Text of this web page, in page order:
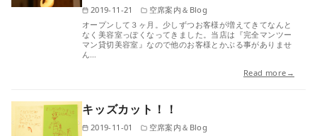
2019-11-21
空席案内＆Blog
オープンして３ヶ月。少しずつお客様が増えてきてなんと
なく美容室っぽくなってきました。当店は『完全マンツー
マン貸切美容室』なので他のお客様とかぶる事がありませ
ん…
Read more→
キッズカット！！
2019-11-01
空席案内＆Blog